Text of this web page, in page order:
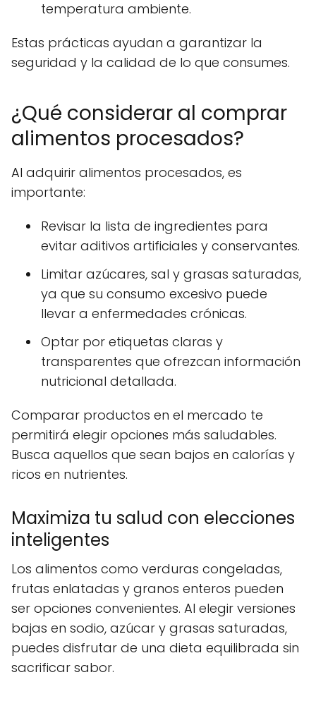
temperatura ambiente.
Estas prácticas ayudan a garantizar la
seguridad y la calidad de lo que consumes.
¿Qué considerar al comprar
alimentos procesados?
Al adquirir alimentos procesados, es
importante:
Revisar la lista de ingredientes para
evitar aditivos artificiales y conservantes.
Limitar azúcares, sal y grasas saturadas,
ya que su consumo excesivo puede
llevar a enfermedades crónicas.
Optar por etiquetas claras y
transparentes que ofrezcan información
nutricional detallada.
Comparar productos en el mercado te
permitirá elegir opciones más saludables.
Busca aquellos que sean bajos en calorías y
ricos en nutrientes.
Maximiza tu salud con elecciones
inteligentes
Los alimentos como verduras congeladas,
frutas enlatadas y granos enteros pueden
ser opciones convenientes. Al elegir versiones
bajas en sodio, azúcar y grasas saturadas,
puedes disfrutar de una dieta equilibrada sin
sacrificar sabor.